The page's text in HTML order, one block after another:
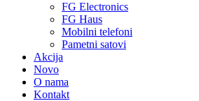
FG Electronics
FG Haus
Mobilni telefoni
Pametni satovi
Akcija
Novo
O nama
Kontakt